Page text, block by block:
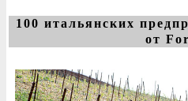
100 итальянских
от